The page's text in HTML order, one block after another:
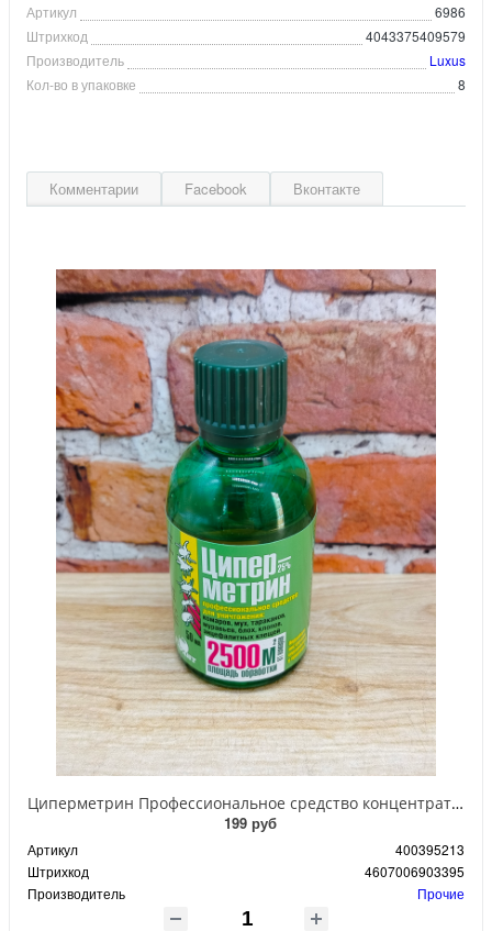
Артикул
6986
Штрихкод
4043375409579
Производитель
Luxus
Кол-во в упаковке
8
Комментарии Facebook Вконтакте
Циперметрин Профессиональное средство концентрат эмульсии 25% для уничтожения тараканов, мух,комаров, блох, клопов, муравьев, ос 50 мл
199 руб
Артикул
400395213
Штрихкод
4607006903395
Производитель
Прочие